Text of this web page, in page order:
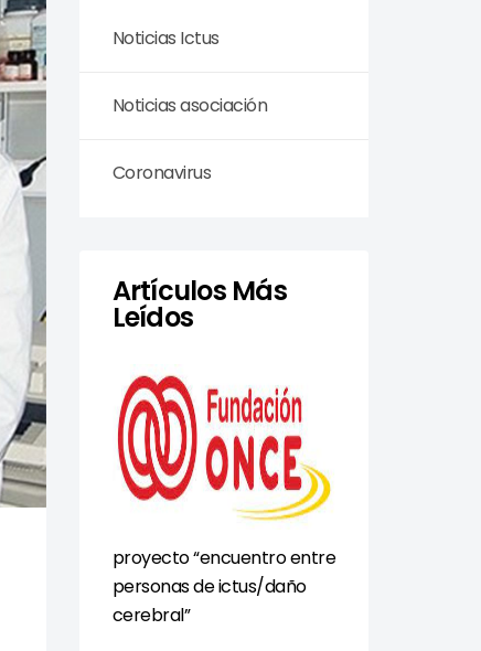
Noticias Ictus
Noticias asociación
Coronavirus
Artículos Más
Leídos
proyecto “encuentro entre
personas de ictus/daño
cerebral”